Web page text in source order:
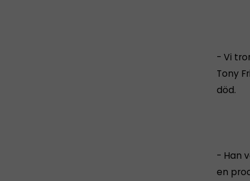
- Vi
Tony
död.
- Han
en